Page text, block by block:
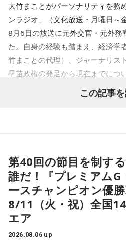
なんばhatchには10/10(土)当日有
をお持ちの方がご入場いただけま
※チケット代には販売事務手数料
す。
（イベント中止による払い戻しの
いた金額を払い戻します）
※出演者の変更に伴う払い戻しは
※夕方以降にのみ入場が可能にな
数で発売予定です。
●主催： 主催：FM802 / MINAMI
（事務局構成団体＝FM802/ウド
阪/GREENS CORPORATION/サウ
スマッシュウエスト/ソーゴー大阪
●特別協賛：マクセル株式会社
で、入団テストを経て育成ドラフ
った。でもよくよく状況を考える
に中国に対して強硬論的な行動を
では、と。言う必要はまったくな
えさせる必要があるのか、と。中
本が失うものは非常に大きい」
に向けて抑止力を強める、など。
明確な対立軸があるなら別だけど
の貿易相手国で、いまは違うけど
国だし、投資国で。本来、隣国同
愚かなことはあり得ない。そうな
ったんですか、と。それはなんの
る」
大竹まことがパーソナリティを務
ンラジオ」（文化放送・月曜日～
8月6日の放送に元外交官・元外務
た。自身の経験も踏まえ、経済学
竹まことの代理）、ジャーナリス
早苗政権の発足から現在までにつ
「（前回の田中均の出演が
済にとって相当なダメージがある
してなりません。特に政治という
するに国を治めるとき、過去の総
長、外務大臣、大蔵大臣を務めた
いたときに基本的な事項の知識は
識があることが総理大臣の条件だ
この記事
第40回の節目を制す
誰だ！『プレミアム
ースチャンピオン優勝
8/11（火・祝）全国
エア
2026.08.06 up